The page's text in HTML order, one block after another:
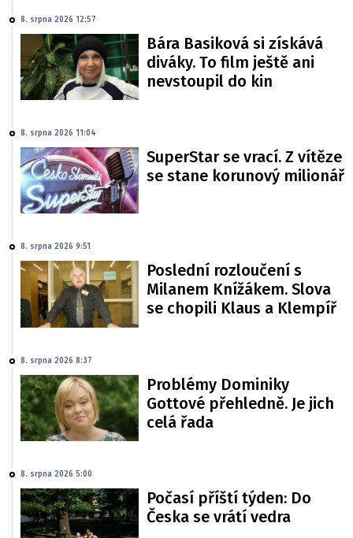
8. srpna 2026 12:57
Bára Basiková si získává
diváky. To film ještě ani
nevstoupil do kin
8. srpna 2026 11:04
SuperStar se vrací. Z vítěze
se stane korunový milionář
8. srpna 2026 9:51
Poslední rozloučení s
Milanem Knížákem. Slova
se chopili Klaus a Klempíř
8. srpna 2026 8:37
Problémy Dominiky
Gottové přehledně. Je jich
celá řada
8. srpna 2026 5:00
Počasí příští týden: Do
Česka se vrátí vedra